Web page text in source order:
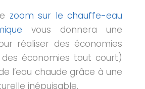
zoom sur le chauffe-eau
vous donnera une
réaliser des économies
des économies tout court)
l’eau chaude grâce à une
inépuisable.